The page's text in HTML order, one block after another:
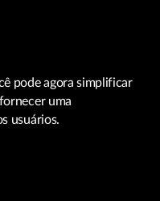
pode agora simplificar
uma
usuários.